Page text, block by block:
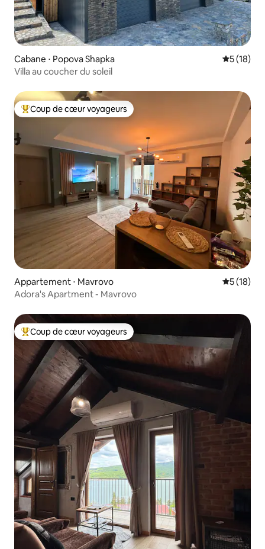
Cabane ⋅ Popova Shapka
5 (18)
Villa au coucher du soleil
Coups de cœur voyageurs les plus appréciés
Coup de cœur voyageurs
Appartement ⋅ Mavrovo
5 (18)
Adora's Apartment - Mavrovo
Coups de cœur voyageurs les plus appréciés
Coup de cœur voyageurs